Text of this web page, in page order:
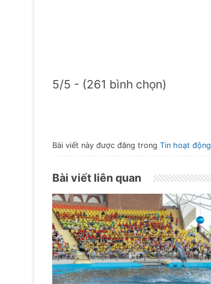
5/5 - (261 bình chọn)
Bài viết này được đăng trong Tin hoạt động
Bài viết liên quan